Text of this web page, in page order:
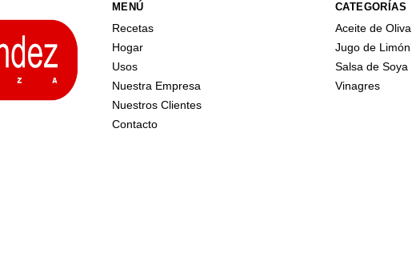
MENÚ
Recetas
Hogar
Usos
Nuestra Empresa
Nuestros Clientes
Contacto
CATEGORÍAS
Aceite de Oliva
Jugo de Limón
Salsa de Soya
Vinagres